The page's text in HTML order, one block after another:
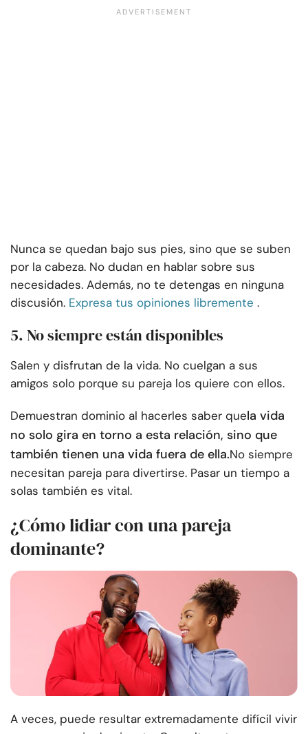
Nunca se quedan bajo sus pies, sino que se suben
por la cabeza. No dudan en hablar sobre sus
necesidades. Además, no te detengas en ninguna
discusión. Expresa tus opiniones libremente .
5. No siempre están disponibles
Salen y disfrutan de la vida. No cuelgan a sus
amigos solo porque su pareja los quiere con ellos.
Demuestran dominio al hacerles saber quela vida
no solo gira en torno a esta relación, sino que
también tienen una vida fuera de ella.No siempre
necesitan pareja para divertirse. Pasar un tiempo a
solas también es vital.
¿Cómo lidiar con una pareja
dominante?
A veces, puede resultar extremadamente difícil vivir